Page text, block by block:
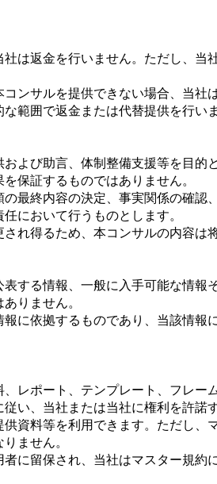
は返金を行いません。ただし、当
ンサルを提供できない場合、当社
範囲で返金または代替提供を行い
よび助言、体制整備支援等を目
保証するものではありません。
最終内容の決定、事実関係の確
において行うものとします。
れ得るため、本コンサルの内容は
する情報、一般に入手可能な情
りません。
に依拠するものであり、当該情報
レポート、テンプレート、フレ
い、当社または当社に権利を許諾
資料等を利用できます。ただし
ません。
に留保され、当社はマスター規約